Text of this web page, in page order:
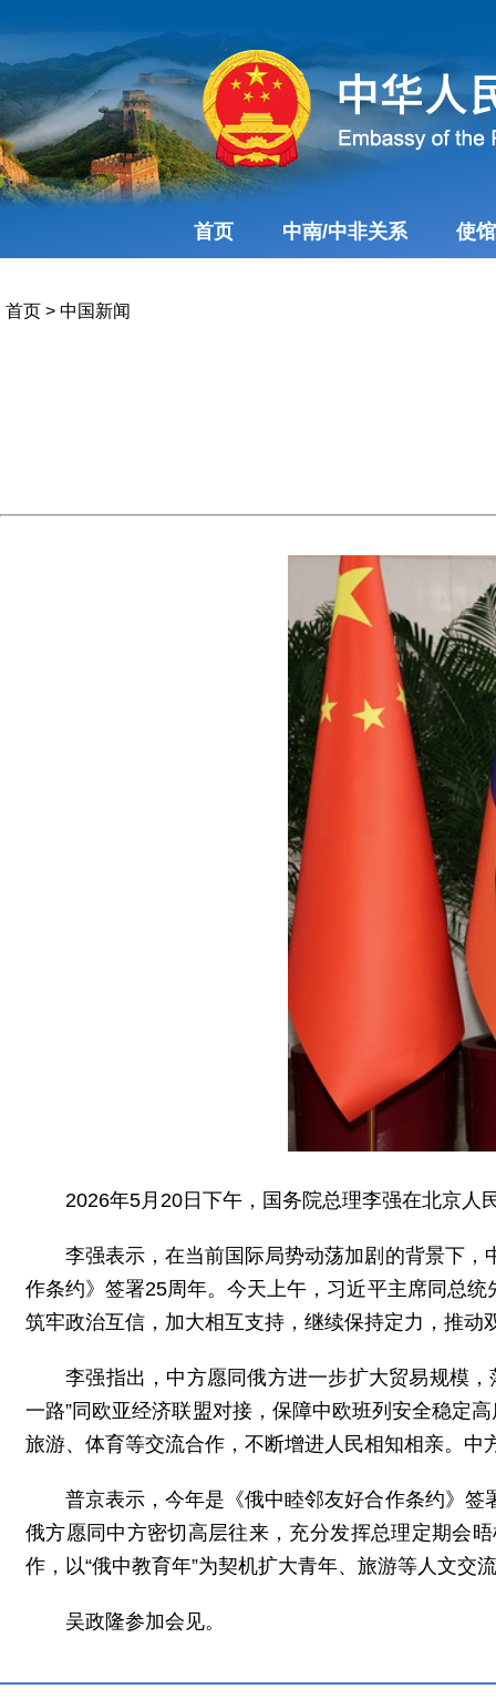
首页 中南/中非关系 使
首页 > 中国新闻
2026年5月20日下午，国务院总理李强在北京人
李强表示，在当前国际局势动荡加剧的背景下
作条约》签署25周年。今天上午，习近平主席同总
筑牢政治互信，加大相互支持，继续保持定力，推
李强指出，中方愿同俄方进一步扩大贸易规模
一路”同欧亚经济联盟对接，保障中欧班列安全稳定
旅游、体育等交流合作，不断增进人民相知相亲。
普京表示，今年是《俄中睦邻友好合作条约》
俄方愿同中方密切高层往来，充分发挥总理定期会
作，以“俄中教育年”为契机扩大青年、旅游等人文
吴政隆参加会见。